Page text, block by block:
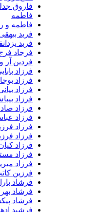
فاروق
فاطمه
فاطمه و
فربد
فربد
فرجاد
فردین آر
فرزاد
فرزاد
فرزاد
فرزاد
فرزاد
فرزاد
فرزاد
فرزاد
فرزاد
فرزاد
فرزاد
فرزین
فرشاد
فرشاد
فرشاد
فرشید